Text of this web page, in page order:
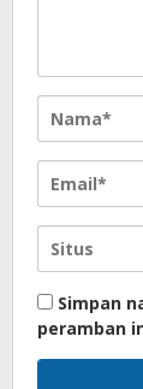
Simpan
peramban